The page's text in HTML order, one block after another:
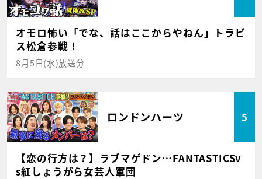
オモロ怖い「でな、話はここからやねん」トラビ
ス松倉参戦！
8月5日(水)放送分
ロンドンハーツ 5
【恋の行方は？】ラブマゲドン…FANTASTICSv
s紅しょうがら女芸人軍団